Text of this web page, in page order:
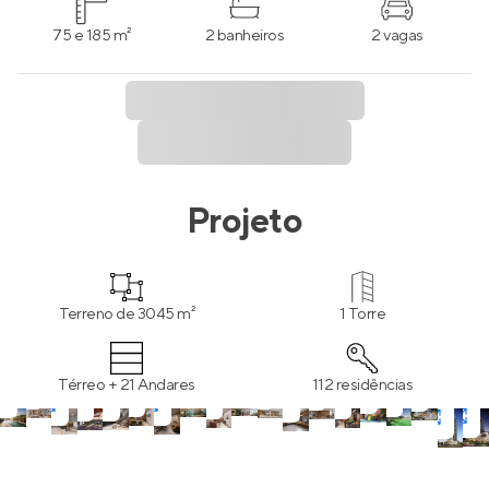
75 e 185 m² 2 banheiros 2 vagas
Projeto
Terreno de 3045 m² 1 Torre
Térreo + 21 Andares 112 residências